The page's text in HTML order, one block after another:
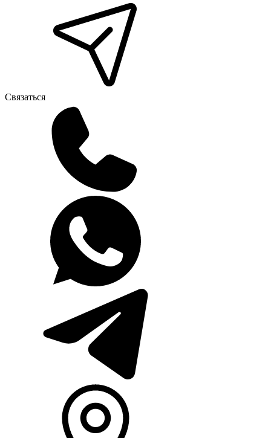
Связаться